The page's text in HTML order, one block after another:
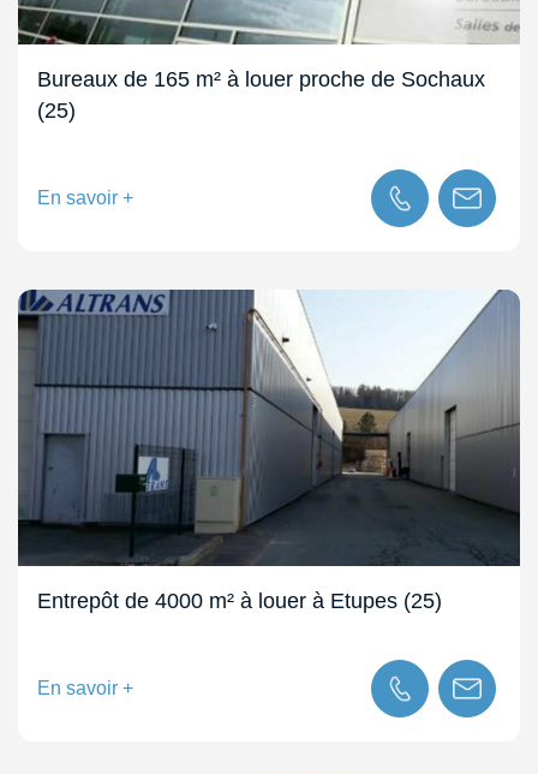
Bureaux de 165 m² à louer proche de Sochaux
(25)
En savoir +
Entrepôt de 4000 m² à louer à Etupes (25)
En savoir +